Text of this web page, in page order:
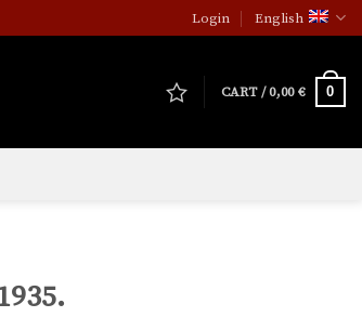
Login English
CART /0,00€ 0